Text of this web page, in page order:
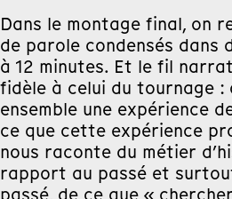
Dans le montage final, on
de parole condensés dans
à 12 minutes. Et le fil
fidèle à celui du tournage
ensemble une expérience
ce que cette expérience
nous raconte du métier
rapport au passé et